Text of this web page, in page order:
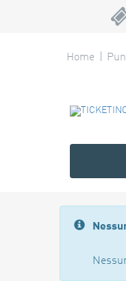
Home